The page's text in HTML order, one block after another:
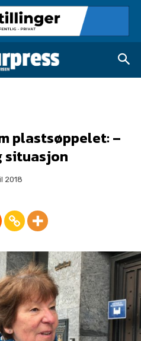
plastsøppelet: –
situasjon
2018